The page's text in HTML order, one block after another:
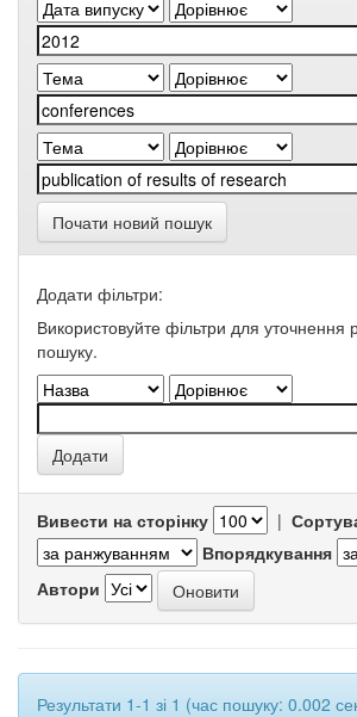
Почати новий пошук
Додати фільтри:
Використовуйте фільтри для уточнення
пошуку.
Вивести на сторінку |
Впорядкування
Автори
Результати 1-1 зі 1 (час пошуку: 0.002